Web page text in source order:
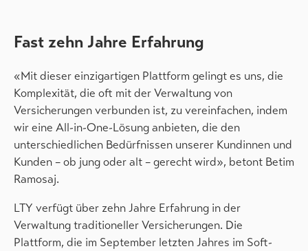
Fast zehn Jahre Erfahrung
«Mit dieser einzigartigen Plattform gelingt es uns, die
Komplexität, die oft mit der Verwaltung von
Versicherungen verbunden ist, zu vereinfachen, indem
wir eine All-in-One-Lösung anbieten, die den
unterschiedlichen Bedürfnissen unserer Kundinnen und
Kunden – ob jung oder alt – gerecht wird», betont Betim
Ramosaj.
LTY verfügt über zehn Jahre Erfahrung in der
Verwaltung traditioneller Versicherungen. Die
Plattform, die im September letzten Jahres im Soft-